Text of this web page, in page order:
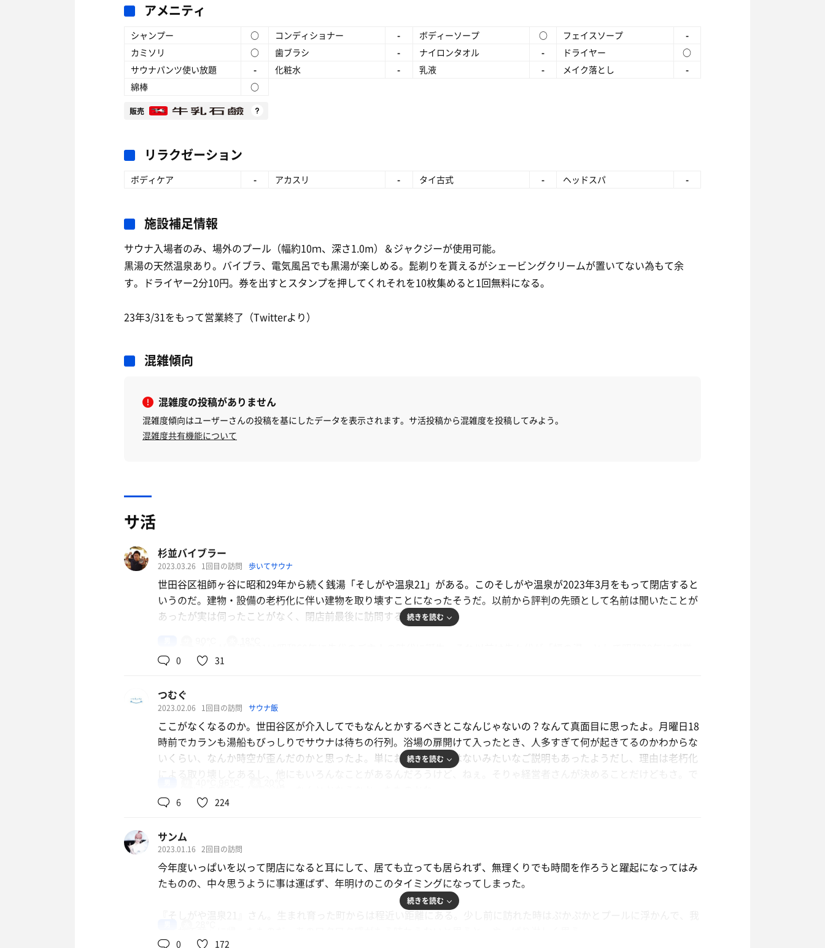
アメニティ
シャンプー ○ コンディショナー - ボディーソープ ○ フェイスソープ
-
カミソリ
○ 歯ブラシ - ナイロンタオル - ドライヤー
○
サウナパンツ使い放題
- 化粧水 - 乳液 - メイク落とし
-
綿棒
○
販売
リラクゼーション
ボディケア - アカスリ - タイ古式 - ヘッドスパ -
施設補足情報
サウナ入場者のみ、場外のプール（幅約10ｍ、深さ1.0m）＆ジャクジーが使用可能。
黒湯の天然温泉あり。バイブラ、電気風呂でも黒湯が楽しめる。髭剃りを貰えるがシェービングクリームが置いてない為もて余
す。ドライヤー2分10円。券を出すとスタンプを押してくれそれを10枚集めると1回無料になる。
23年3/31をもって営業終了（Twitterより）
混雑傾向
混雑度の投稿がありません
混雑度傾向はユーザーさんの投稿を基にしたデータを表示されます。サ活投稿から混雑度を投稿してみよう。
混雑度共有機能について
サ活
杉並バイブラー
2023.03.26 1回目の訪問 歩いてサウナ
世田谷区祖師ヶ谷に昭和29年から続く銭湯「そしがや温泉21」がある。このそしがや温泉が2023年3月をもって閉店すると
いうのだ。建物・設備の老朽化に伴い建物を取り壊すことになったそうだ。以前から評判の先頭として名前は聞いたことが
あったが実は伺ったことがなく、閉店前最後に訪問することにした。
したのがはじまり。改装のタイミングで名前を変更して今に至るというわけだ。祖師ヶ谷温泉21へは小田急線祖師ヶ谷大蔵
入口にならぶ券売機でチケットを購入。サウナには大小のタオルまでついて730円という破格の料金設定。下駄箱は既にほ
とんどが埋まっていた。日曜日の夕方ということであり、子供連れの方が多くいる印象だ。受付では元気よく女将さんが切
り盛りしている。チケットを渡しタオルセットとロッカーの鍵を受け取る。鍵にはサウナのフックも一緒に取り付けられて
いた。さらに閉店キャンペーンとして、記念のタオルまでいただいてしまった。
らにその奥の暖簾をくぐるとロッカーが並ぶ脱衣所になっていた。大きさがあって少し多めの荷物でも楽々入れられそう
浴室内はたくさんのお客さんでいっぱい！テレビで流れる大相撲の千秋楽にみんな釘付け。それでもカランがたくさん用意
されているので、洗い場には困らない。固定式のシャワーがつけられた場所で体を清める。ボタン式のシャワーで水圧もバ
ツグンだ。湯船の種類も豊富で、手前は黒湯の温泉、奥は白湯になっている。どちらにもバイブラやマッサージ風呂、電気
風呂も用意されており、湯船だけでもたっぷり楽しめる作りになっていた。さらに、通常のお風呂の料金でミストサウナと
なりの冷たさで、ミストサウナ後にちょうど良い。
続きを読む
0 31
つむぐ
2023.02.06 1回目の訪問 サウナ飯
ここがなくなるのか。世田谷区が介入してでもなんとかするべきとこなんじゃないの？なんて真面目に思ったよ。月曜日18
時前でカランも湯船もびっしりでサウナは待ちの行列。浴場の扉開けて入ったとき、人多すぎて何が起きてるのかわからな
いくらい、なんか時空が歪んだのかと思ったよ。単にお金の問題ではないみたいなご説明もあったようだし、理由は老朽化
してたらこんなことになった。夕方から時間ができてきた。この時間ならお風呂もサウナもゆっくりできるだろう。駅前の
ウルトラマン。商店街を歩くこと五分ほど。路地を曲がると立派な建物。駐車場も広い。次々と吸い込まれていく人。
サウナの券買っておばちゃんに渡したら、よく聞こえないけどおばちゃん同士でサウナぶつくさ言い合ってる。浴場入って
納得。大賑わい。今日土日だっけ？祭りか何かある？と思うほど。なんとかカラン見つけて一息。すごいなぁ。黒湯も静か
続きを読む
6 224
サンム
2023.01.16 2回目の訪問
今年度いっぱいを以って閉店になると耳にして、居ても立っても居られず、無理くりでも時間を作ろうと躍起になってはみ
たものの、中々思うように事は運ばず、年明けのこのタイミングになってしまった。
『そしがや温泉21』さん。生まれ育った町からは程近い距離にある。少し前に訪れた時はぷかぷかとプールに浮かんで、我
続きを読む
0 172